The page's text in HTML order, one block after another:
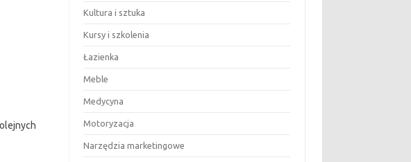
Kultura i sztuka
Kursy i szkolenia
Łazienka
Meble
Medycyna
Motoryzacja
Narzędzia marketingowe